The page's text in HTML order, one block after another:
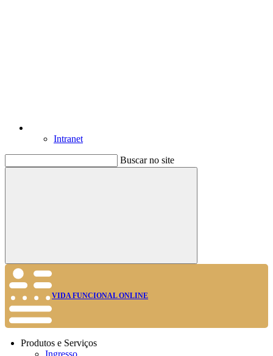
Intranet
Buscar no site
Buscar
VIDA FUNCIONAL ONLINE
Produtos e Serviços
Ingresso